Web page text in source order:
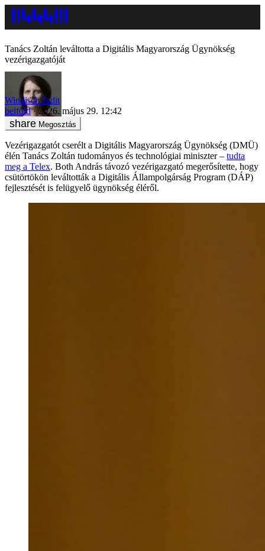
Tanács Zoltán leváltotta a Digitális Magyarország Ügynökség
vezérigazgatóját
Windisch Judit
belföld
2026. május 29. 12:42
Megosztás
Vezérigazgatót cserélt a Digitális Magyarország Ügynökség (DMÜ)
élén Tanács Zoltán tudományos és technológiai miniszter – tudta
meg a Telex. Both András távozó vezérigazgató megerősítette, hogy
csütörtökön leváltották a Digitális Állampolgárság Program (DÁP)
fejlesztését is felügyelő ügynökség éléről.